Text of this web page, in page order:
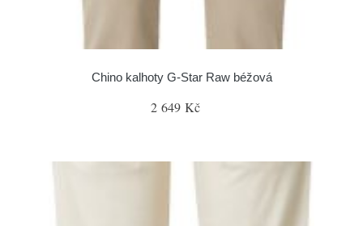
Chino kalhoty G-Star Raw béžová
2 649 Kč